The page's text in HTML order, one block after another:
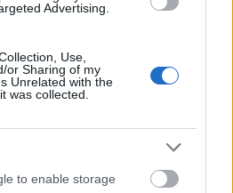
Advertising.
Use,
or Sharing of my
Unrelated with the
was collected.
to enable storage